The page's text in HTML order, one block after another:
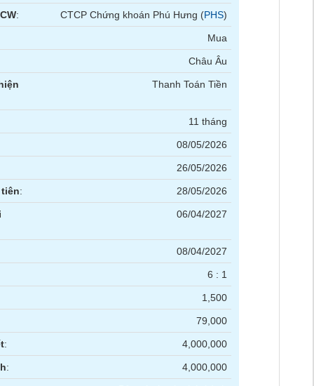
: CTCP Chứng khoán Phú Hưng (PHS)
Mua
Châu Âu
Thanh Toán Tiền
11 tháng
08/05/2026
26/05/2026
: 28/05/2026
06/04/2027
08/04/2027
6 : 1
1,500
79,000
: 4,000,000
: 4,000,000